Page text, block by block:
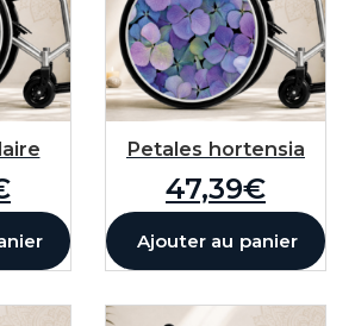
50
50 %
0 °
0
Petales hortensia
47,39€
Ajouter au panier